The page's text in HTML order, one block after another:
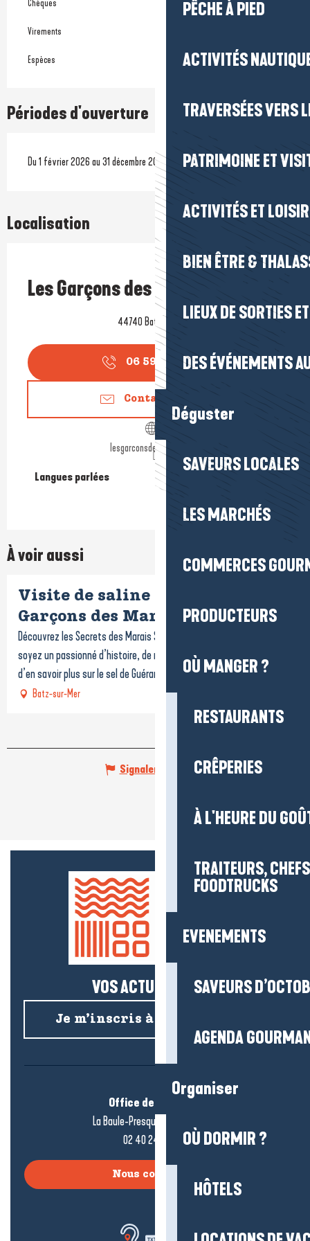
PÊCHE À PIED
ACTIVITÉS
TRAVERSÉES VERS
PATRIMOINE ET
ACTIVITÉS ET
BIEN ÊTRE &
LIEUX DE SORTIES
DES ÉVÉNEMENTS
Déguster
SAVEURS LOCALES
LES MARCHÉS
COMMERCES
PRODUCTEURS
OÙ MANGER ?
RESTAURANTS
CRÊPERIES
À L'HEURE DU
TRAITEURS,
FOODTRUCKS
EVENEMENTS
SAVEURS
AGENDA
Organiser
OÙ DORMIR ?
HÔTELS
Chèques
Virements
Espèces
Périodes d'ouverture
Du 1 février 2026 au 31 décembre 2026
Localisation
Les Garçons des Marais
Prestataire engagé dans une démarche environnementale
44740 Batz-sur-Mer
06 59 03 05▒▒
Contactez-nous
lesgarconsdesmarais.com
Langues parlées
Langues parlées
À voir aussi
Visite de saline avec les
Garçons des Marais
Découvrez les Secrets des Marais Salants de Guérande. Que vous
soyez un passionné d’histoire, de nature, ou simplement curieux
d’en savoir plus sur le sel de Guérande et sa...
Batz-sur-Mer
Signaler une erreur
VOS ACTUS SALÉES !
Je m’inscris à la newsletter
Office de tourisme
La Baule-Presqu’île de Guérande
02 40 24 34 44
Nous contacter